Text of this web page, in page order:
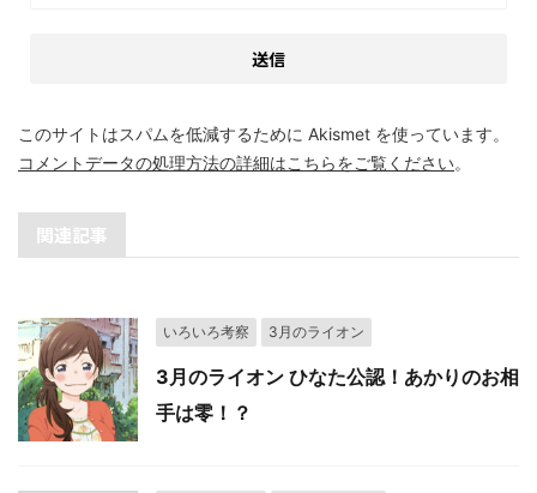
このサイトはスパムを低減するために Akismet を使っています。
コメントデータの処理方法の詳細はこちらをご覧ください。
関連記事
いろいろ考察 3月のライオン
3月のライオン ひなた公認！あかりのお相
手は零！？